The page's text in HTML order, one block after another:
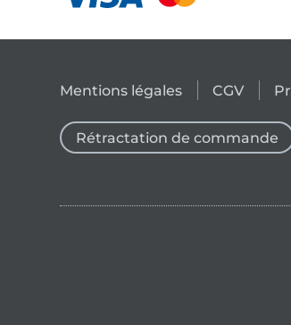
Mentions légales CGV
Rétractation de commande